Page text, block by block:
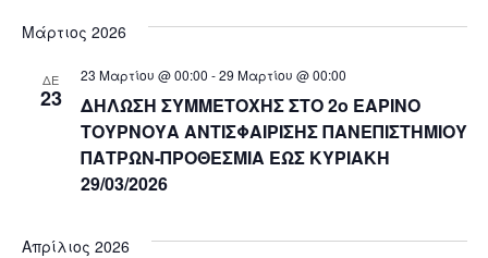
and
Μάρτιος 2026
ΔΕ
23
ΔΗΛΩΣΗ ΣΥΜΜΕΤΟΧΗΣ ΣΤΟ 2ο ΕΑΡΙΝΟ
ΤΟΥΡΝΟΥΑ ΑΝΤΙΣΦΑΙΡΙΣΗΣ ΠΑΝΕΠΙΣΤΗΜΙΟΥ
ΠΑΤΡΩΝ-ΠΡΟΘΕΣΜΙΑ ΕΩΣ ΚΥΡΙΑΚΗ
29/03/2026
23 Μαρτίου @ 00:00 -29 Μαρτίου @ 00:00
Απρίλιος 2026